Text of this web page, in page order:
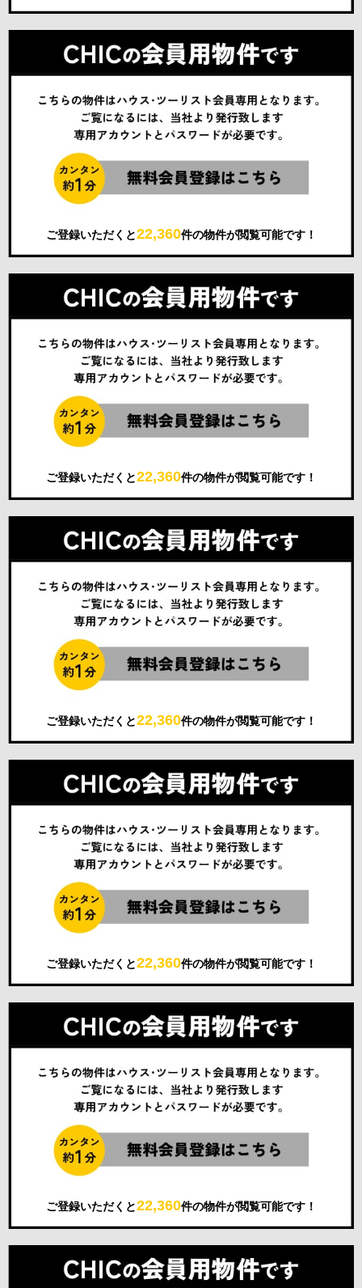
ご登録いただくと22,360件の物件が閲覧可能です！
ご登録いただくと22,360件の物件が閲覧可能です！
ご登録いただくと22,360件の物件が閲覧可能です！
ご登録いただくと22,360件の物件が閲覧可能です！
ご登録いただくと22,360件の物件が閲覧可能です！